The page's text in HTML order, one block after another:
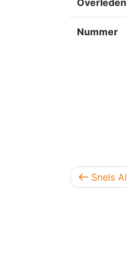
Overleden
Nummer
VorigSnels